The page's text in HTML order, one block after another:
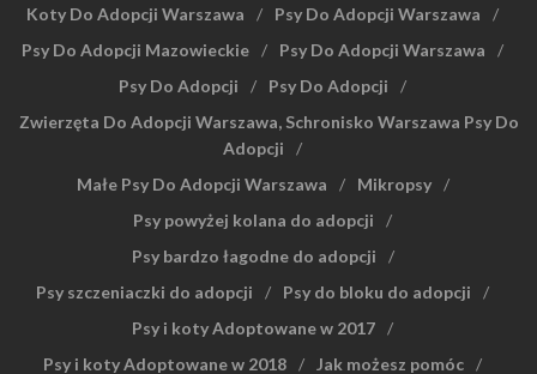
Koty Do Adopcji Warszawa
Psy Do Adopcji Warszawa
Psy Do Adopcji Mazowieckie
Psy Do Adopcji Warszawa
Psy Do Adopcji
Psy Do Adopcji
Zwierzęta Do Adopcji Warszawa, Schronisko Warszawa Psy Do
Adopcji
Małe Psy Do Adopcji Warszawa
Mikropsy
Psy powyżej kolana do adopcji
Psy bardzo łagodne do adopcji
Psy szczeniaczki do adopcji
Psy do bloku do adopcji
Psy i koty Adoptowane w 2017
Psy i koty Adoptowane w 2018
Jak możesz pomóc